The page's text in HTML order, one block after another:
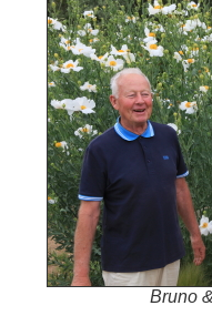
Bruno